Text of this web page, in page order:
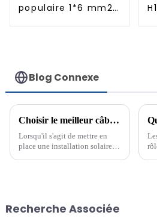
populaire 1*6 mm2
Blog Connexe
Choisir le meilleur câble photovoltaïque pour votre installation de panneaux solaires
Lorsqu'il s'agit de mettre en
place une installation solaire,
Recherche Associée